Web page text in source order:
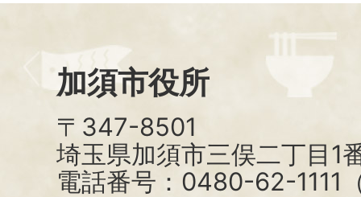
加須市役所
〒347-8501
埼玉県加須市三俣二丁目1
電話番号：0480-62-1111